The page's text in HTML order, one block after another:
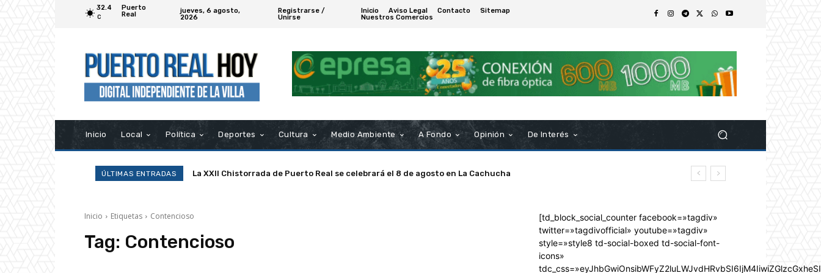
32.4
C
Puerto
Real
jueves, 6 agosto,
2026
Registrarse /
Unirse
Inicio Aviso Legal Contacto
Sitemap
Nuestros Comercios
Inicio Local Política Deportes Cultura Medio Ambiente A Fondo Opinión De Interés
ÚLTIMAS ENTRADAS La XXII Chistorrada de Puerto Real se celebrará el 8 de agosto en La Cachucha
Inicio Etiquetas Contencioso
Tag: Contencioso
[td_block_social_counter facebook=»tagdiv»
twitter=»tagdivofficial» youtube=»tagdiv»
style=»style8 td-social-boxed td-social-font-
icons»